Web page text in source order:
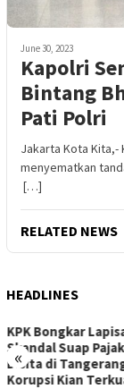
June 30, 2023
Kapolri
Bintang
Pati Polri
Jakarta Kota
menyematkan
[…]
RELATED NEWS
HEADLINES
«
Gelombang Baru
Air: Indonesia Jadi
Rumah Kejuaraan
2026!